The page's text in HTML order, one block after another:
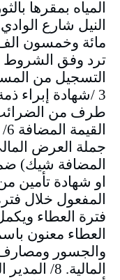
مائة وخمسون الف
جملة العرض
المضافة شيك)
او شهادة تأمين
المفعول خلال
العطاء معنون
المالية. 8/